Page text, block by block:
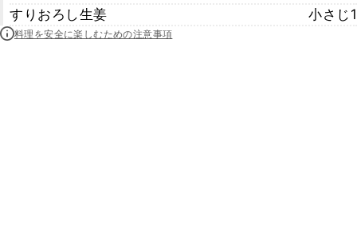
すりおろし生姜
小さじ1
料理を安全に楽しむための注意事項